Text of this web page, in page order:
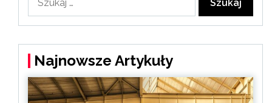
Najnowsze Artykuły